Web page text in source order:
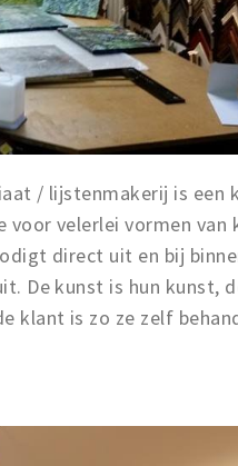
/ lijstenmakerij is een
voor velerlei vormen van
direct uit en bij
De kunst is hun kunst,
klant is zo ze zelf